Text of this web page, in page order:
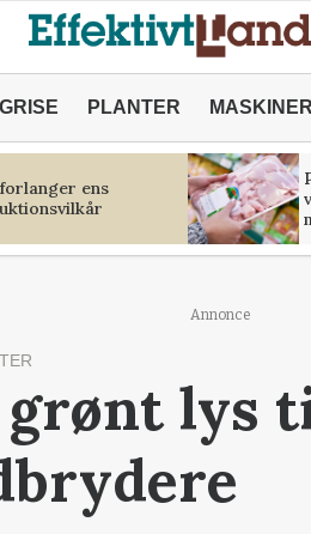
GRISE PLANTER MASKINER
ens
Annonce
lys